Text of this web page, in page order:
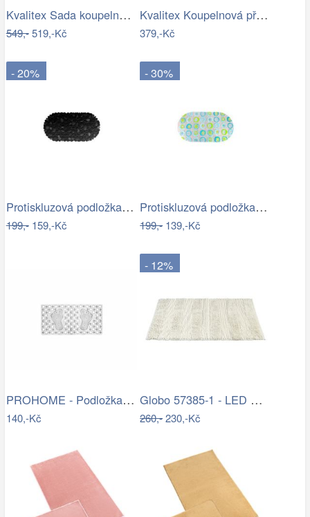
Kvalitex Sada koupelnových předložek…
549,-519,-Kč
Kvalitex Koupelnová předložka Rám šedá,…
379,-Kč
- 20%
Protiskluzová podložka do koupelny…
199,-159,-Kč
- 30%
Protiskluzová podložka do koupelny…
199,-139,-Kč
PROHOME - Podložka do vany 66x35cm
140,-Kč
- 12%
Globo 57385-1 - LED Nástěnné bodové…
260,-230,-Kč